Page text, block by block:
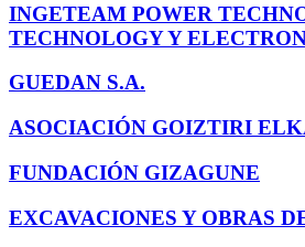
INGETEAM POWER
TECHNOLOGY Y
GUEDAN S.A.
ASOCIACIÓN GOIZTIRI
FUNDACIÓN GIZAGUNE
EXCAVACIONES Y OBRAS